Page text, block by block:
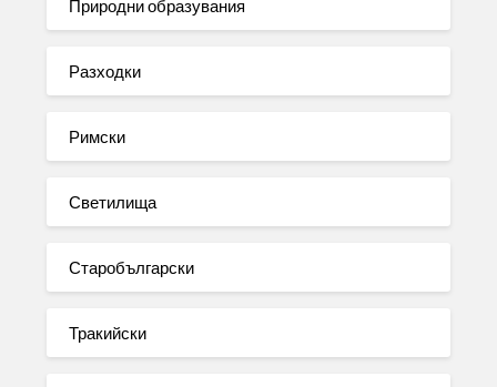
Природни образувания
Разходки
Римски
Светилища
Старобългарски
Тракийски